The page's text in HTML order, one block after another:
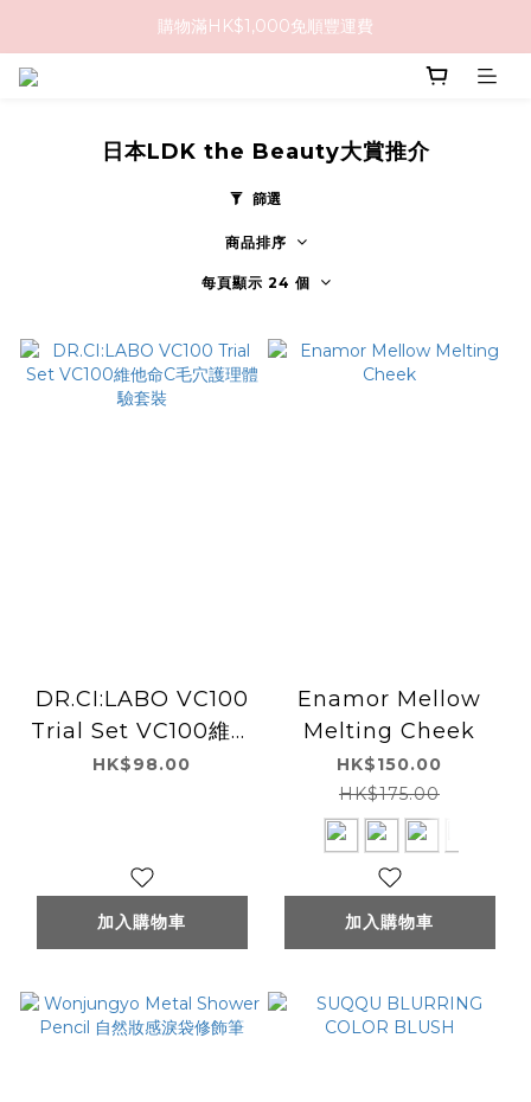
購物滿HK$1,000免順豐運費
購物滿HK$1,000免順豐運費
購買任何隱形眼鏡2盒或以上，即享8折優惠!!
日本LDK the Beauty大賞推介
篩選
商品排序
每頁顯示 24 個
DR.CI:LABO VC100
Trial Set VC100維他
命C毛穴護理體驗套裝
HK$98.00
加入購物車
Enamor Mellow
Melting Cheek
HK$150.00
HK$175.00
加入購物車